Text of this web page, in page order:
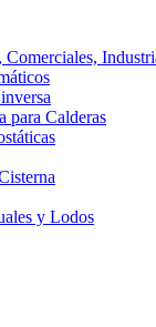
para Calderas
y Lodos